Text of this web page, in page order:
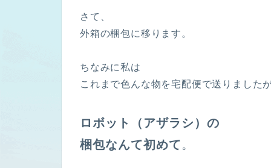
さて、
外箱の梱包に移ります。
ちなみに私は
これまで色んな物を宅配便で送りました
ロボット（アザラシ）の
梱包なんて初めて。